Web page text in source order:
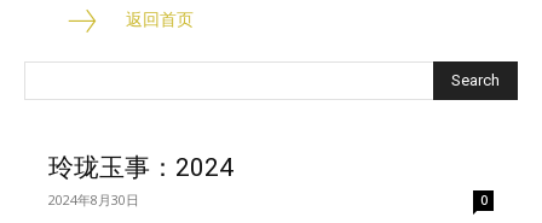
返回首页
Search
玲珑玉事：2024
2024年8月30日 0